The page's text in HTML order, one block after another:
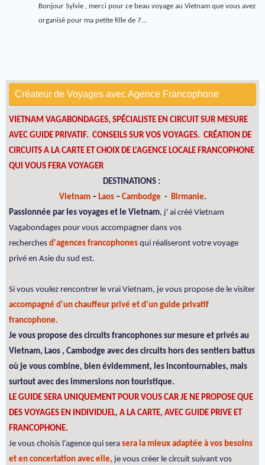
Bonjour Sylvie , merci pour ce beau voyage au Vietnam que vous avez
organisé pour ma petite fille de 7…
Créateur de Voyages avec Agence Francophone
VIETNAM VAGABONDAGES, SPÉCIALISTE EN CIRCUIT SUR MESURE
AVEC GUIDE PRIVATIF. CONSEILS SUR VOS VOYAGES. CRÉATION DE
CIRCUITS A LA CARTE ET CHOIX DE L'AGENCE LOCALE FRANCOPHONE
QUI VOUS FERA VOYAGER
DESTINATIONS :
Vietnam– Laos – Cambodge - Birmanie.
Passionnée par les voyages et le Vietnam, j' ai créé Vietnam
Vagabondages pour vous accompagner dans vos
recherches d'agences francophones qui réaliseront votre voyage
privé en Asie du sud est.
Si vous voulez rencontrer le vrai Vietnam, je vous propose de le visiter
accompagné d'un chauffeur privé et d'un guide privatif
francophone.
Je vous propose des circuits francophones sur mesure et privés au
Vietnam, Laos , Cambodge avec des circuits hors des sentiers battus
où je vous combine, bien évidemment, les incontournables, mais
surtout avec des immersions non touristique.
LE GUIDE SERA UNIQUEMENT POUR VOUS CAR JE NE PROPOSE QUE
DES VOYAGES EN INDIVIDUEL, A LA CARTE, AVEC GUIDE PRIVE ET
FRANCOPHONE.
Je vous choisis l’agence qui sera sera la mieux adaptée à vos besoins
et en concertation avec elle, je vous créer le circuit suivant vos